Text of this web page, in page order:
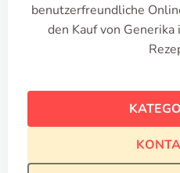
benutzerfreundliche
den Kauf von